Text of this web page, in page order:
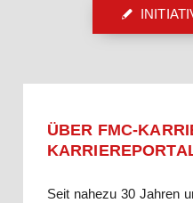
ÜBER FMC-
Seit nahezu 30 Jahren